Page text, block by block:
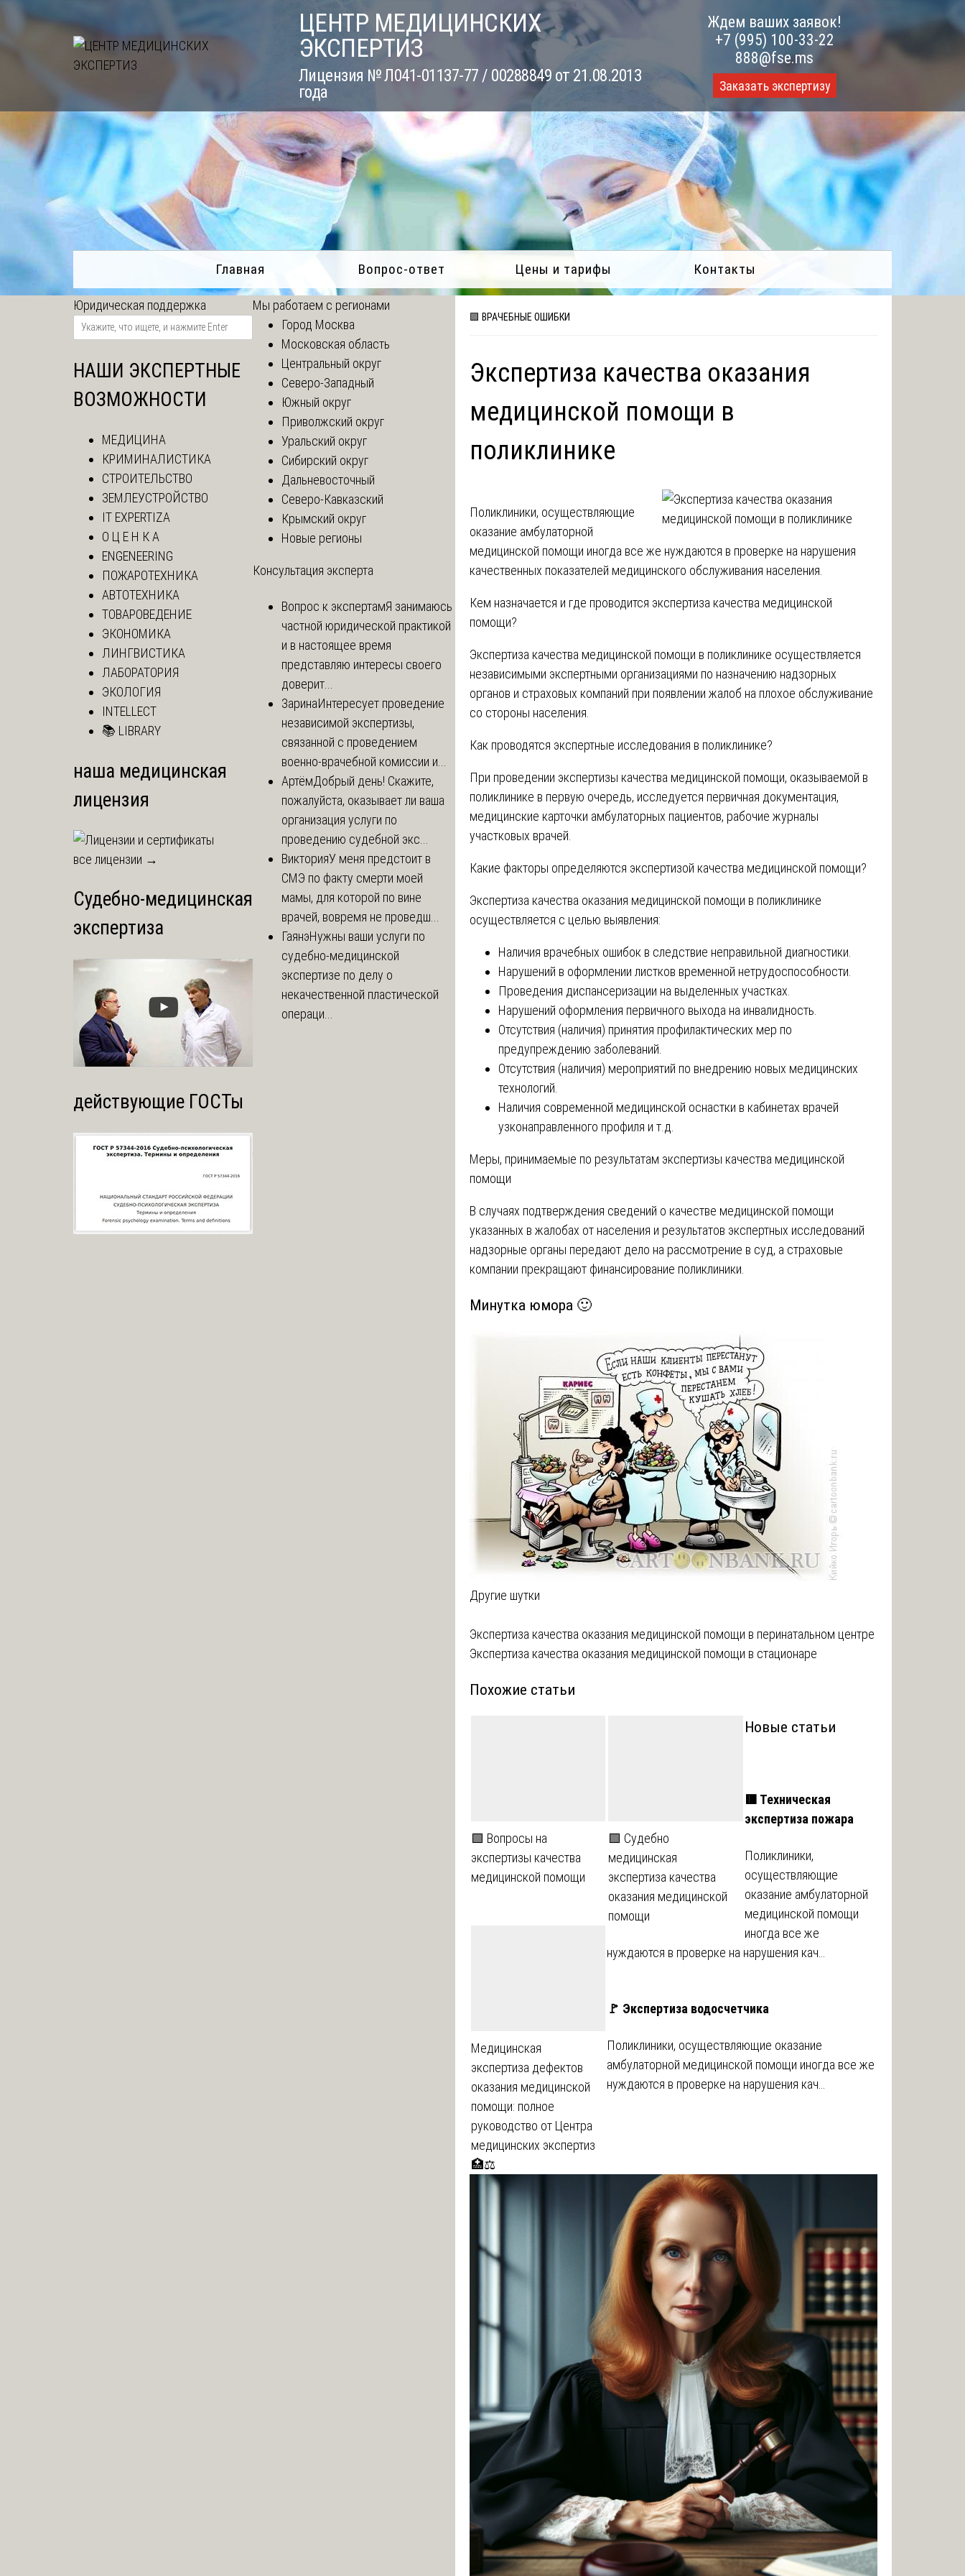
ЦЕНТР МЕДИЦИНСКИХ
ЭКСПЕРТИЗ
Лицензия № Л041-01137-77 / 00288849 от 21.08.2013
года
Ждем ваших заявок!
+7 (995) 100-33-22
888@fse.ms
Заказать экспертизу
Главная Вопрос-ответ Цены и тарифы Контакты
🟪 ВРАЧЕБНЫЕ ОШИБКИ
Экспертиза качества оказания
медицинской помощи в
поликлинике
Поликлиники, осуществляющие
оказание амбулаторной
медицинской помощи иногда все же нуждаются в проверке на нарушения
качественных показателей медицинского обслуживания населения.
Кем назначается и где проводится экспертиза качества медицинской
помощи?
Экспертиза качества медицинской помощи в поликлинике осуществляется
независимыми экспертными организациями по назначению надзорных
органов и страховых компаний при появлении жалоб на плохое обслуживание
со стороны населения.
Как проводятся экспертные исследования в поликлинике?
При проведении экспертизы качества медицинской помощи, оказываемой в
поликлинике в первую очередь‚ исследуется первичная документация,
медицинские карточки амбулаторных пациентов, рабочие журналы
участковых врачей.
Какие факторы определяются экспертизой качества медицинской помощи?
Экспертиза качества оказания медицинской помощи в поликлинике
осуществляется с целью выявления:
Наличия врачебных ошибок в следствие неправильной диагностики.
Нарушений в оформлении листков временной нетрудоспособности.
Проведения диспансеризации на выделенных участках.
Нарушений оформления первичного выхода на инвалидность.
Отсутствия (наличия) принятия профилактических мер по
предупреждению заболеваний.
Отсутствия (наличия) мероприятий по внедрению новых медицинских
технологий.
Наличия современной медицинской оснастки в кабинетах врачей
узконаправленного профиля и т.д.
Меры, принимаемые по результатам экспертизы качества медицинской
помощи
В случаях подтверждения сведений о качестве медицинской помощи
указанных в жалобах от населения и результатов экспертных исследований
надзорные органы передают дело на рассмотрение в суд, а страховые
компании прекращают финансирование поликлиники.
Минутка юмора 🙂
Другие шутки
Навигация
записям
Экспертиза качества оказания медицинской помощи в перинатальном центре
Экспертиза качества оказания медицинской помощи в стационаре
Похожие статьи
🟩 Вопросы на
экспертизы качества
медицинской помощи
🟩 Судебно
медицинская
экспертиза качества
оказания медицинской
помощи
Медицинская
экспертиза дефектов
оказания медицинской
помощи: полное
руководство от Центра
медицинских экспертиз
🏥⚖️
Новые статьи
🟥 Техническая
экспертиза пожара
Поликлиники,
осуществляющие
оказание амбулаторной
медицинской помощи
иногда все же
нуждаются в проверке на нарушения кач…
🚩 Экспертиза водосчетчика
Поликлиники, осуществляющие оказание
амбулаторной медицинской помощи иногда все же
нуждаются в проверке на нарушения кач…
Юридическая поддержка
НАШИ ЭКСПЕРТНЫЕ
ВОЗМОЖНОСТИ
МЕДИЦИНА
КРИМИНАЛИСТИКА
СТРОИТЕЛЬСТВО
ЗЕМЛЕУСТРОЙСТВО
IT EXPERTIZA
О Ц Е Н К А
ENGENEERING
ПОЖАРОТЕХНИКА
АВТОТЕХНИКА
ТОВАРОВЕДЕНИЕ
ЭКОНОМИКА
ЛИНГВИСТИКА
ЛАБОРАТОРИЯ
ЭКОЛОГИЯ
INTELLECT
📚 LIBRARY
наша медицинская
лицензия
все лицензии →
Судебно-медицинская
экспертиза
действующие ГОСТы
Мы работаем с регионами
Город Москва
Московская область
Центральный округ
Северо-Западный
Южный округ
Приволжский округ
Уральский округ
Сибирский округ
Дальневосточный
Северо-Кавказский
Крымский округ
Новые регионы
Консультация эксперта
Вопрос к экспертамЯ занимаюсь
частной юридической практикой
и в настоящее время
представляю интересы своего
доверит...
ЗаринаИнтересует проведение
независимой экспертизы,
связанной с проведением
военно-врачебной комиссии и...
АртёмДобрый день! Скажите,
пожалуйста, оказывает ли ваша
организация услуги по
проведению судебной экс...
ВикторияУ меня предстоит в
СМЭ по факту смерти моей
мамы, для которой по вине
врачей, вовремя не проведш...
ГаянэНужны ваши услуги по
судебно-медицинской
экспертизе по делу о
некачественной пластической
операци...